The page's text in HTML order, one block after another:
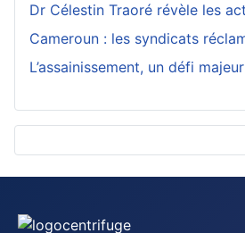
Dr Célestin Traoré révèle les
Cameroun : les syndicats
L’assainissement, un défi